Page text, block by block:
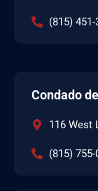
(815) 451-
Condado
116 West
(815) 755-